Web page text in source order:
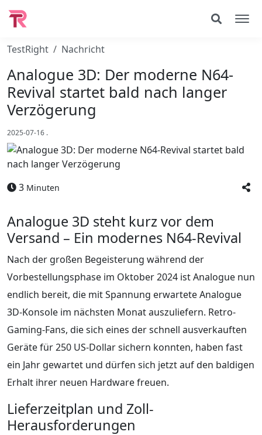
TestRight Nachricht
Analogue 3D: Der moderne N64-
Revival startet bald nach langer
Verzögerung
2025-07-16 .
3 Minuten
Analogue 3D steht kurz vor dem
Versand – Ein modernes N64-Revival
Nach der großen Begeisterung während der
Vorbestellungsphase im Oktober 2024 ist Analogue nun
endlich bereit, die mit Spannung erwartete Analogue
3D-Konsole im nächsten Monat auszuliefern. Retro-
Gaming-Fans, die sich eines der schnell ausverkauften
Geräte für 250 US-Dollar sichern konnten, haben fast
ein Jahr gewartet und dürfen sich jetzt auf den baldigen
Erhalt ihrer neuen Hardware freuen.
Lieferzeitplan und Zoll-
Herausforderungen